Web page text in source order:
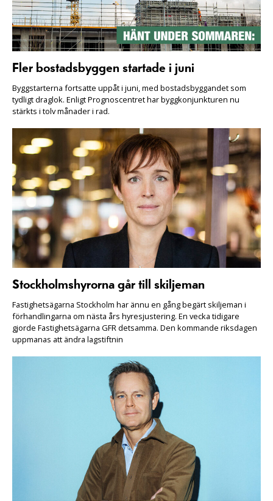
Fler bostadsbyggen startade i juni
Byggstarterna fortsatte uppåt i juni, med bostadsbyggandet som
tydligt draglok. Enligt Prognoscentret har byggkonjunkturen nu
stärkts i tolv månader i rad.
Stockholmshyrorna går till skiljeman
Fastighetsägarna Stockholm har ännu en gång begärt skiljeman i
förhandlingarna om nästa års hyresjustering. En vecka tidigare
gjorde Fastighetsägarna GFR detsamma. Den kommande riksdagen
uppmanas att ändra lagstiftnin